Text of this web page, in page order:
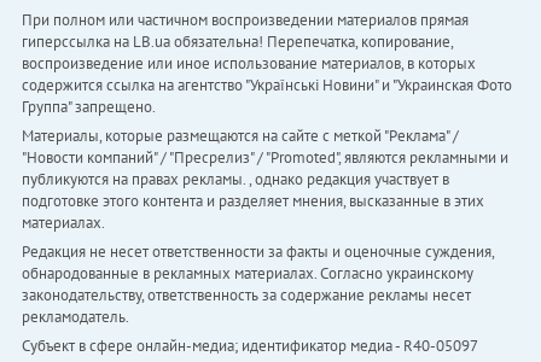
При полном или частичном воспроизведении материалов прямая
гиперссылка на LB.ua обязательна! Перепечатка, копирование,
воспроизведение или иное использование материалов, в которых
содержится ссылка на агентство "Українськi Новини" и "Украинская Фото
Группа" запрещено.
Материалы, которые размещаются на сайте с меткой "Реклама" /
"Новости компаний" / "Пресрелиз" / "Promoted", являются рекламными и
публикуются на правах рекламы. , однако редакция участвует в
подготовке этого контента и разделяет мнения, высказанные в этих
материалах.
Редакция не несет ответственности за факты и оценочные суждения,
обнародованные в рекламных материалах. Согласно украинскому
законодательству, ответственность за содержание рекламы несет
рекламодатель.
Субъект в сфере онлайн-медиа; идентификатор медиа - R40-05097